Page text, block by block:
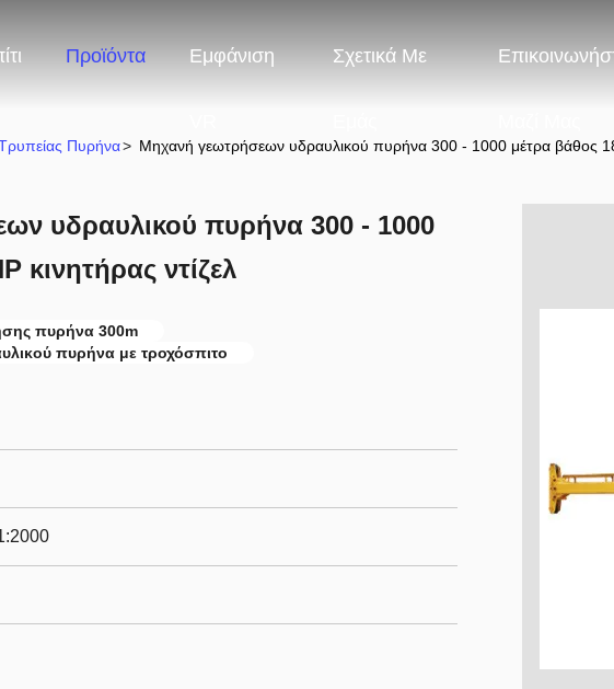
Προϊόντα Εμφάνιση Σχετικά Με
Πυρήνα> Μηχανή γεωτρήσεων υδραυλικού πυρήνα 300 - 1000 μέτρα βάθος
υδραυλικού πυρήνα 300 - 1000
κινητήρας ντίζελ
πυρήνα 300m
πυρήνα με τροχόσπιτο